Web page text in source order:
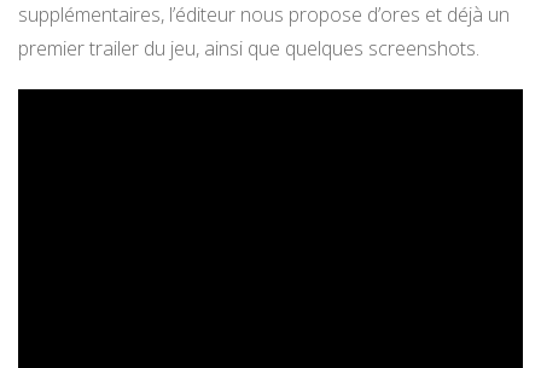
supplémentaires, l’éditeur nous propose d’ores et déjà un
premier trailer du jeu, ainsi que quelques screenshots.